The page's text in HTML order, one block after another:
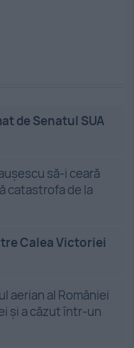
de Senatul SUA
să-i ceară
catastrofa de la
Calea Victoriei
aerian al României
și a căzut într-un